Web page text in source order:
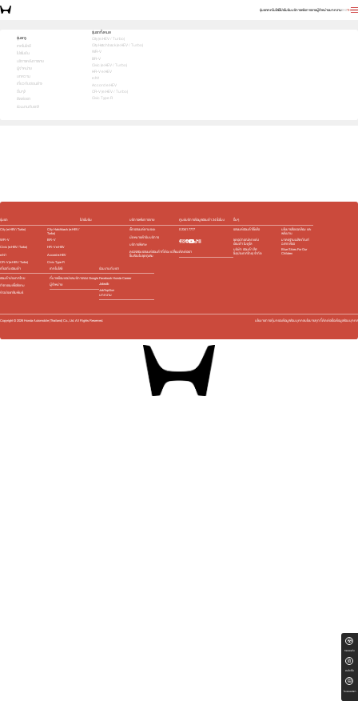
รุ่นรถเทคโนโลยีโปรโมชันบริการหลังการขายผู้จำหน่ายบทความENTH
รุ่นรถ
เทคโนโลยี
โปรโมชัน
บริการหลังการขาย
ผู้จำหน่าย
บทความ
เกี่ยวกับฮอนด้า
อื่นๆ
ติดต่อเรา
ร่วมงานกับเรา
รุ่นรถทั้งหมด
City (e:HEV / Turbo)
City Hatchback (e:HEV / Turbo)
WR-V
BR-V
Civic (e:HEV / Turbo)
HR-V e:HEV
e:N1
Accord e:HEV
CR-V (e:HEV / Turbo)
Civic Type R
ทดลองขับ
สนใจซื้อ
ใบเสนอราคา
สัมผัสความสปอร์ต ด้วยตัวคุณเอง ทดลองขับเลย!
3 เลือกคันที่ใช่
รุ่นรถ
City (e:HEV / Turbo)
City Hatchback (e:HEV /
Turbo)
WR-V
BR-V
Civic (e:HEV / Turbo)
HR-V e:HEV
e:N1
Accord e:HEV
CR-V (e:HEV / Turbo)
Civic Type R
โปรโมชัน
บริการหลังการขาย
เช็กรถยนต์ตามระยะ
นัดหมายเข้ารับบริการ
บริการพิเศษ
ตรวจสอบรถยนต์ฮอนด้าที่ต้อง เปลี่ยน
ชิ้นส่วนในชุดถุงลม
ศูนย์บริการข้อมูลฮอนด้า 24 ชั่วโมง
0 2341 7777
ติดต่อเรา
อื่นๆ
รถยนต์ฮอนด้าใช้แล้ว
นโยบายสิ่งแวดล้อม และ
พลังงาน
ชุดอุปกรณ์ตกแต่ง​
ฮอนด้า โมดูโล
มาตรฐานผลิตภัณฑ์
ฉลากเขียว
บริษัท ฮอนด้า ลีส
ซิ่ง(ประเทศไทย) จำกัด
Blue Skies For Our
Children
เกี่ยวกับฮอนด้า
ฮอนด้าประเทศไทย
กิจกรรมเพื่อสังคม
ข่าวประชาสัมพันธ์
เทคโนโลยี
ที่มาพร้อมแอปและบริการของ Google
ผู้จำหน่าย
ร่วมงานกับเรา
Facebook Honda Career
Jobsdb
JobTopGun
บทความ
Copyright ©2026Honda Automobile (Thailand) Co., Ltd. All Rights Reserved. นโยบายการคุ้มครองข้อมูลส่วนบุคคลนโยบายคุกกี้ติดต่อเรื่องข้อมูลส่วนบุคคล